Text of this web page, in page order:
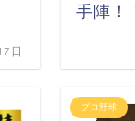
日
手陣！
プロ野球